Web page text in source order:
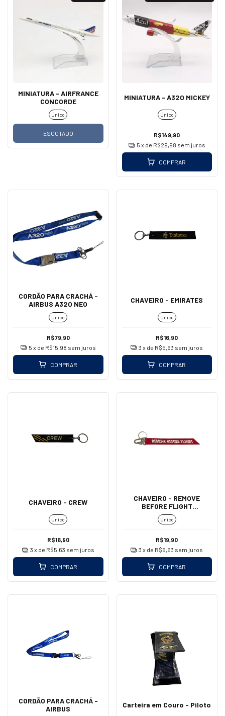
MINIATURA - AIRFRANCE
CONCORDE
Único
ESGOTADO
MINIATURA - A320 MICKEY
Único
R$149,90
5 x de R$29,98 sem juros
COMPRAR
CORDÃO PARA CRACHÁ -
AIRBUS A320 NEO
Único
R$79,90
5 x de R$15,98 sem juros
COMPRAR
CHAVEIRO - EMIRATES
Único
R$16,90
3 x de R$5,63 sem juros
COMPRAR
CHAVEIRO - CREW
Único
R$16,90
3 x de R$5,63 sem juros
COMPRAR
CHAVEIRO - REMOVE
BEFORE FLIGHT
(MOSQUETÃO - GRANDE)
Único
R$19,90
3 x de R$6,63 sem juros
COMPRAR
CORDÃO PARA CRACHÁ -
AIRBUS
Carteira em Couro - Piloto